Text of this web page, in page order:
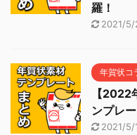
羅！
2021/5/
年賀状コ
【
ンプレ
2021/5/